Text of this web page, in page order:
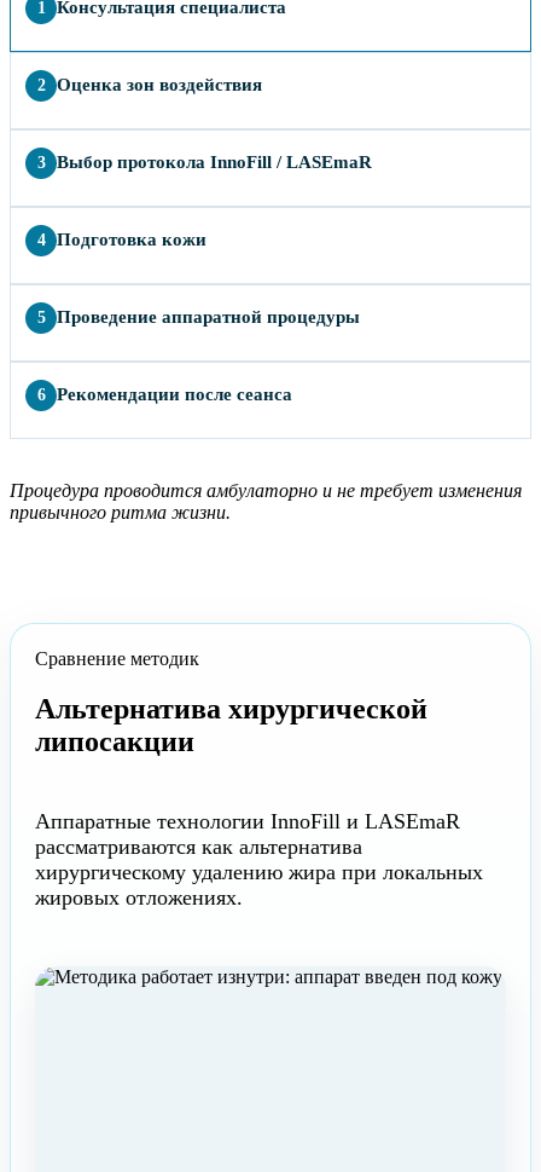
1 Консультация специалиста
2 Оценка зон воздействия
3 Выбор протокола InnoFill / LASEmaR
4 Подготовка кожи
5 Проведение аппаратной процедуры
6 Рекомендации после сеанса
Процедура проводится амбулаторно и не требует изменения
привычного ритма жизни.
Сравнение методик
Альтернатива хирургической
липосакции
Аппаратные технологии InnoFill и LASEmaR
рассматриваются как альтернатива
хирургическому удалению жира при локальных
жировых отложениях.